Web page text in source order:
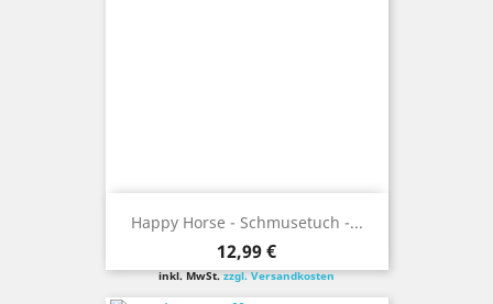
Happy Horse - Schmusetuch -...
Preis
12,99 €
inkl. MwSt.zzgl. Versandkosten